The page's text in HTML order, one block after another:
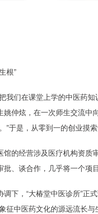
根”
我们在课堂上学的中医药
仲炫，在一次师生交流
”于是，从零到一的创业摸索
的经营涉及医疗机构资
、谈合作，几乎将一个项
下，“大椿堂中医诊所”正
中医药文化的源远流长